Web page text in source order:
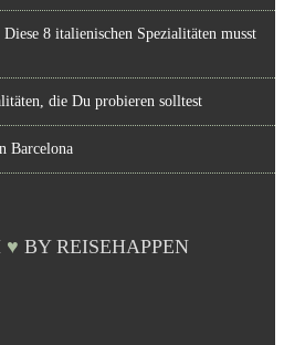
8 italienischen Spezialitäten musst
die Du probieren solltest
Barcelona
♥ BY REISEHAPPEN